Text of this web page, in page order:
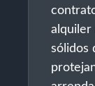
alquiler
sólidos